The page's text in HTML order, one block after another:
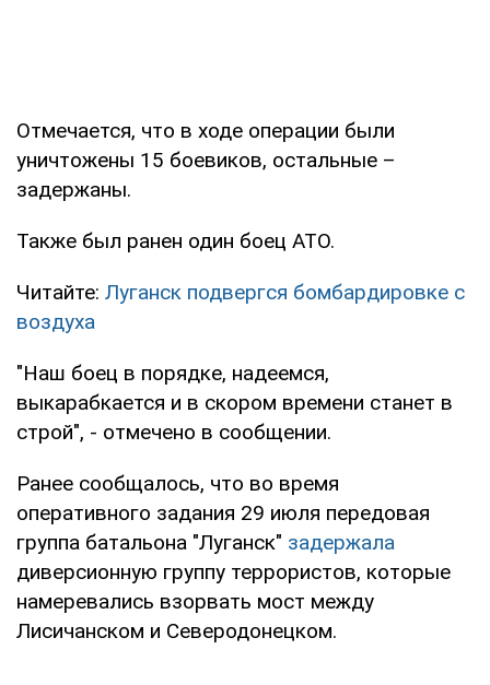
Отмечается, что в ходе операции были
уничтожены 15 боевиков, остальные –
задержаны.
Также был ранен один боец АТО.
Читайте: Луганск подвергся бомбардировке с
воздуха
"Наш боец в порядке, надеемся,
выкарабкается и в скором времени станет в
строй", - отмечено в сообщении.
Ранее сообщалось, что во время
оперативного задания 29 июля передовая
группа батальона "Луганск" задержала
диверсионную группу террористов, которые
намеревались взорвать мост между
Лисичанском и Северодонецком.